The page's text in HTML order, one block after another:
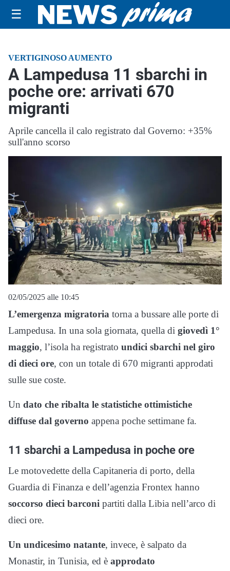
☰
VERTIGINOSO AUMENTO
A Lampedusa 11 sbarchi in
poche ore: arrivati 670
migranti
Aprile cancella il calo registrato dal Governo: +35%
sull'anno scorso
02/05/2025 alle 10:45
L’emergenza migratoria torna a bussare alle porte di
Lampedusa. In una sola giornata, quella di giovedì 1°
maggio, l’isola ha registrato undici sbarchi nel giro
di dieci ore, con un totale di 670 migranti approdati
sulle sue coste.
Un dato che ribalta le statistiche ottimistiche
diffuse dal governo appena poche settimane fa.
11 sbarchi a Lampedusa in poche ore
Le motovedette della Capitaneria di porto, della
Guardia di Finanza e dell’agenzia Frontex hanno
soccorso dieci barconi partiti dalla Libia nell’arco di
dieci ore.
Un undicesimo natante, invece, è salpato da
Monastir, in Tunisia, ed è approdato